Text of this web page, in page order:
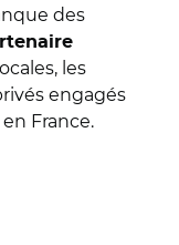
des
les
engagés
France.